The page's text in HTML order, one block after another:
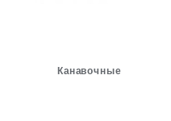
Канавочные